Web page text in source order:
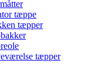
tæppe
tæpper
tæpper